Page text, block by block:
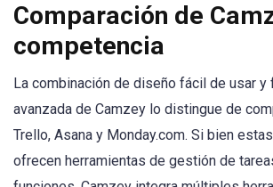
Comparación de
competencia
La combinación de diseño fácil de usar y
avanzada de Camzey lo distingue de
Trello, Asana y Monday.com. Si bien
ofrecen herramientas de gestión de